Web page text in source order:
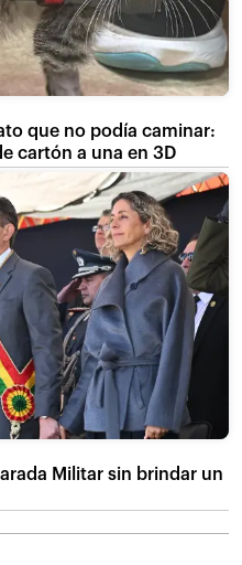
que no podía caminar:
cartón a una en 3D
Militar sin brindar un